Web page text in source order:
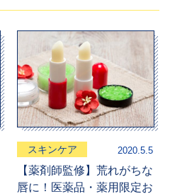
スキンケア 2020.5.5
【薬剤師監修】荒れがちな
唇に！医薬品・薬用限定お